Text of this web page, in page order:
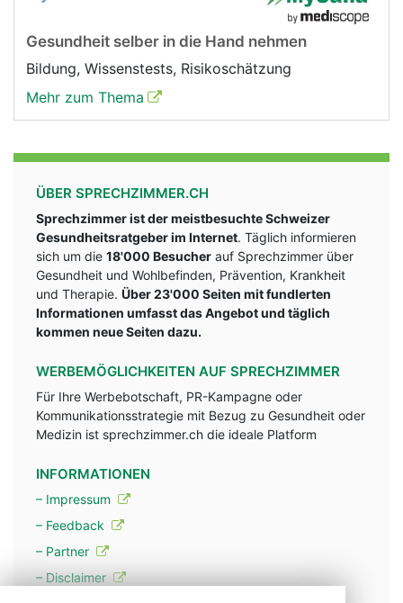
Gesundheit selber in die Hand nehmen
Bildung, Wissenstests, Risikoschätzung
Mehr zum Thema
ÜBER SPRECHZIMMER.CH
Sprechzimmer ist der meistbesuchte Schweizer
Gesundheitsratgeber im Internet. Täglich informieren
sich um die 18'000 Besucher auf Sprechzimmer über
Gesundheit und Wohlbefinden, Prävention, Krankheit
und Therapie. Über 23'000 Seiten mit fundlerten
Informationen umfasst das Angebot und täglich
kommen neue Seiten dazu.
WERBEMÖGLICHKEITEN AUF SPRECHZIMMER
Für Ihre Werbebotschaft, PR-Kampagne oder
Kommunikationsstrategie mit Bezug zu Gesundheit oder
Medizin ist sprechzimmer.ch die ideale Platform
INFORMATIONEN
– Impressum
– Feedback
– Partner
– Disclaimer